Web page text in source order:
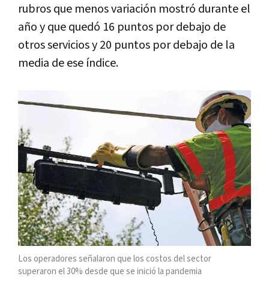
rubros que menos variación mostró durante el
año y que quedó 16 puntos por debajo de
otros servicios y 20 puntos por debajo de la
media de ese índice.
Los operadores señalaron que los costos del sector
superaron el 30% desde que se inició la pandemia